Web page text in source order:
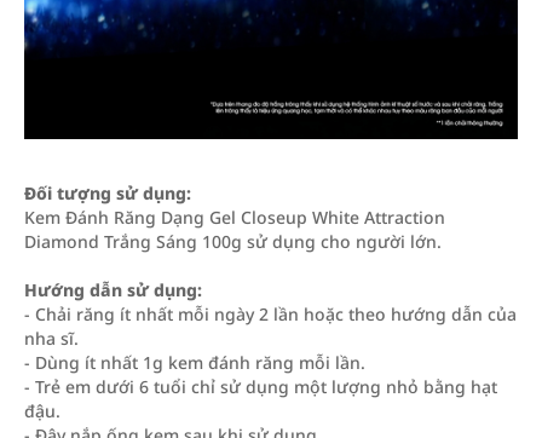
Đối tượng sử dụng:
Kem Đánh Răng Dạng Gel Closeup White Attraction
Diamond Trắng Sáng 100g sử dụng cho người lớn.
Hướng dẫn sử dụng:
- Chải răng ít nhất mỗi ngày 2 lần hoặc theo hướng dẫn của
nha sĩ.
- Dùng ít nhất 1g kem đánh răng mỗi lần.
- Trẻ em dưới 6 tuổi chỉ sử dụng một lượng nhỏ bằng hạt
đậu.